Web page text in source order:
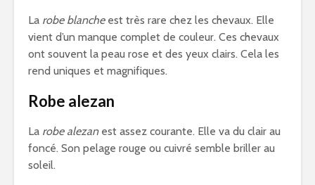
La robe blancheest très rare chez les chevaux. Elle
vient d’un manque complet de couleur. Ces chevaux
ont souvent la peau rose et des yeux clairs. Cela les
rend uniques et magnifiques.
Robe alezan
La robe alezanest assez courante. Elle va du clair au
foncé. Son pelage rouge ou cuivré semble briller au
soleil.